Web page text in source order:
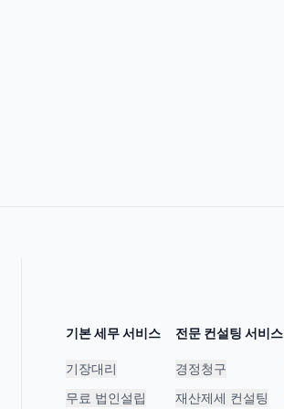
기본 세무 서비스
기장대리
무료 법인설립
전문 컨설팅 서비스
경정청구
재산제세 컨설팅